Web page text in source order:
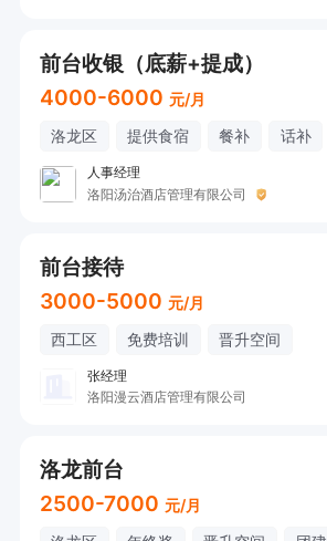
前台收银（底薪+提成）
4000-6000 元/月
洛龙区 提供食宿 餐补 话补
人事经理
洛阳汤治酒店管理有限公司
前台接待
3000-5000 元/月
西工区 免费培训 晋升空间
张经理
洛阳漫云酒店管理有限公司
洛龙前台
2500-7000 元/月